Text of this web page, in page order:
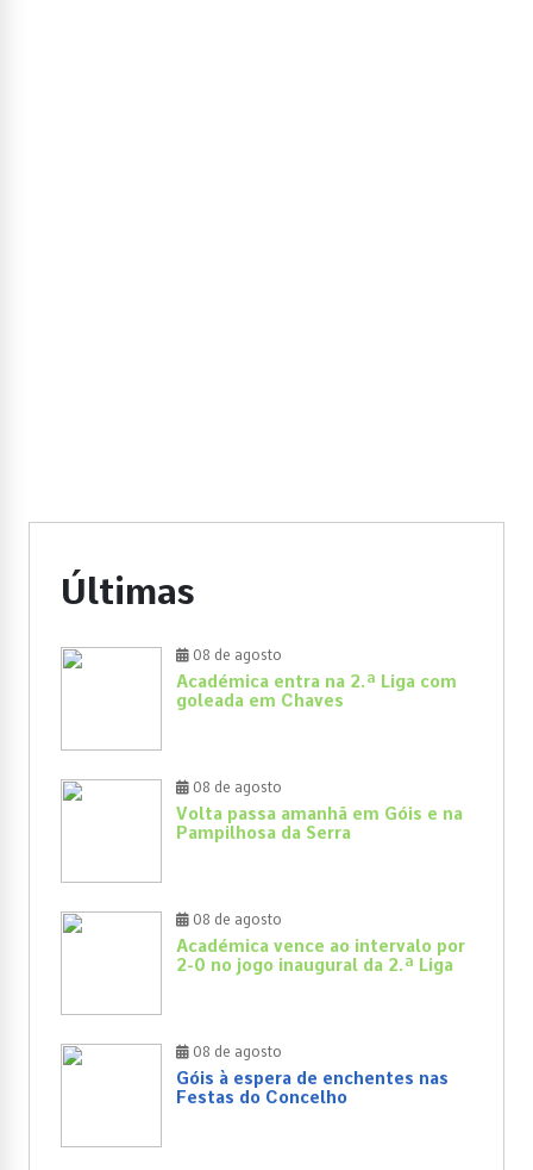
Últimas
08 de agosto
Académica entra na 2.ª Liga com
goleada em Chaves
08 de agosto
Volta passa amanhã em Góis e na
Pampilhosa da Serra
08 de agosto
Académica vence ao intervalo por
2-0 no jogo inaugural da 2.ª Liga
08 de agosto
Góis à espera de enchentes nas
Festas do Concelho